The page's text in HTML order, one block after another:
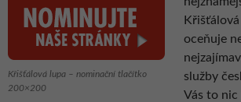
Křišťálová lupa – nominační tlačítko
200×200
oceňuje
služby
Vás to nic